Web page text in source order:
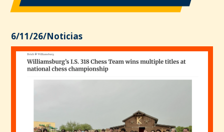
6/11/26/Noticias